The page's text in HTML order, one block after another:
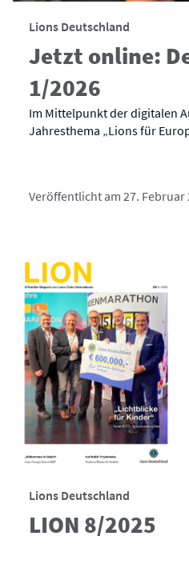
Lions Deutschland
Jetzt online:
1/2026
Im Mittelpunkt der digitalen
Jahresthema „Lions für
Veröffentlicht am 27. Februar
Lions Deutschland
LION 8/2025